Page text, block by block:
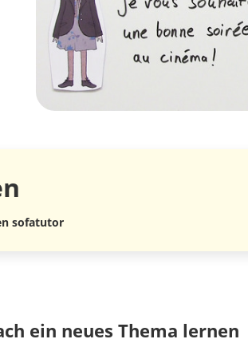
sofatutor
ein neues Thema lernen